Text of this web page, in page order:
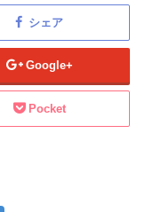
シェア
Google+
Pocket